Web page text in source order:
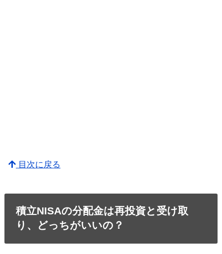
目次に戻る
積立NISAの分配金は再投資と受け取
り、どっちがいいの？